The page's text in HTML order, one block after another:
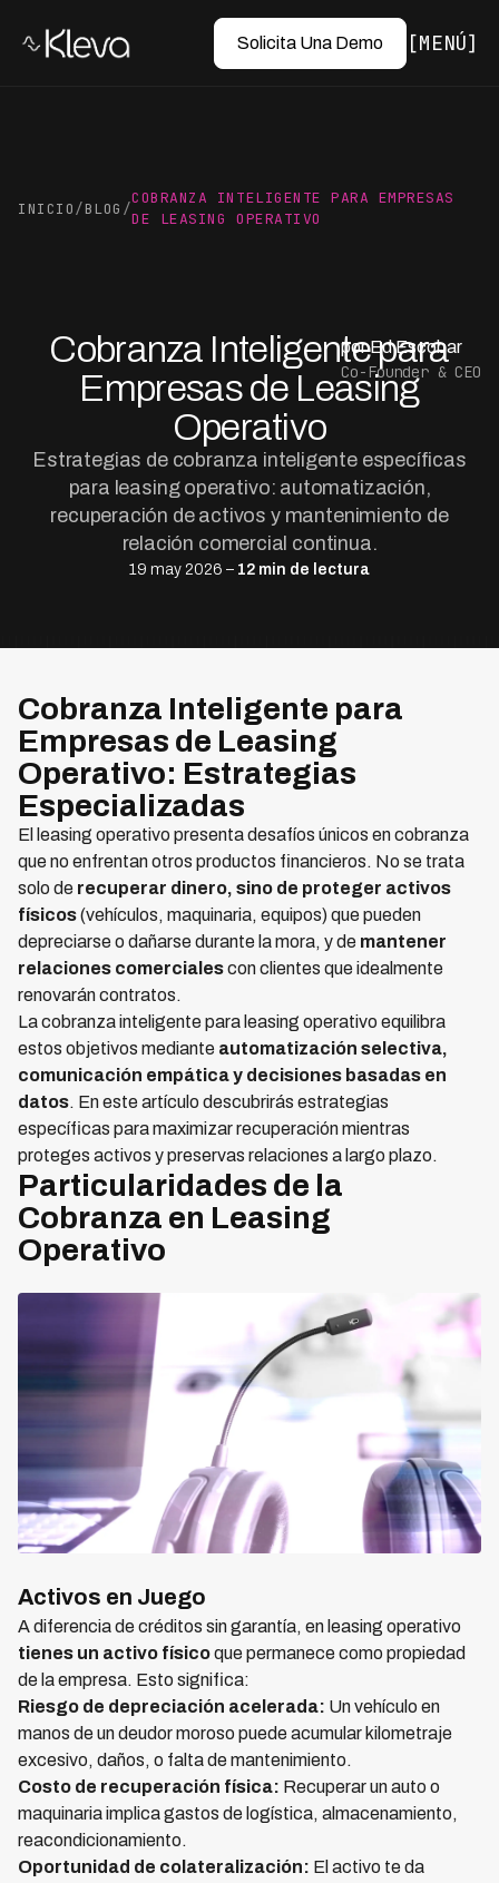
Solicita Una Demo MENÚ
INICIO/BLOG /
COBRANZA INTELIGENTE PARA EMPRESAS
DE LEASING OPERATIVO
Cobranza Inteligente para
Empresas de Leasing
Operativo
Estrategias de cobranza inteligente específicas
para leasing operativo: automatización,
recuperación de activos y mantenimiento de
relación comercial continua.
19 may 2026 – 12 min de lectura
por Ed Escobar
Co-Founder & CEO
Cobranza Inteligente para
Empresas de Leasing
Operativo: Estrategias
Especializadas
El leasing operativo presenta desafíos únicos en cobranza
que no enfrentan otros productos financieros. No se trata
solo de recuperar dinero, sino de proteger activos
físicos(vehículos, maquinaria, equipos) que pueden
depreciarse o dañarse durante la mora, y de mantener
relaciones comercialescon clientes que idealmente
renovarán contratos.
La cobranza inteligente para leasing operativo equilibra
estos objetivos mediante automatización selectiva,
comunicación empática y decisiones basadas en
datos. En este artículo descubrirás estrategias
específicas para maximizar recuperación mientras
proteges activos y preservas relaciones a largo plazo.
Particularidades de la
Cobranza en Leasing
Operativo
Activos en Juego
A diferencia de créditos sin garantía, en leasing operativo
tienes un activo físicoque permanece como propiedad
de la empresa. Esto significa:
Riesgo de depreciación acelerada: Un vehículo en
manos de un deudor moroso puede acumular kilometraje
excesivo, daños, o falta de mantenimiento.
Costo de recuperación física: Recuperar un auto o
maquinaria implica gastos de logística, almacenamiento,
reacondicionamiento.
Oportunidad de colateralización: El activo te da